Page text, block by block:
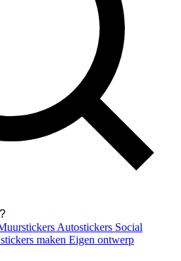
Autostickers Social
maken Eigen ontwerp